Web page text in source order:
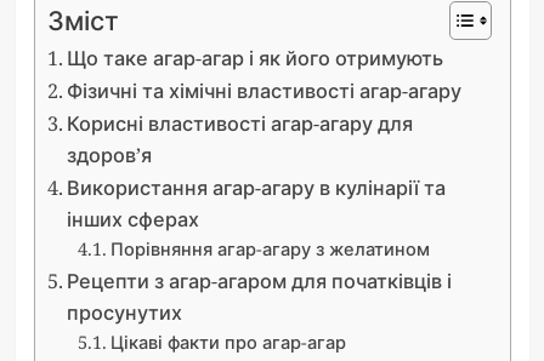
Зміст
Що таке агар-агар і як його отримують
Фізичні та хімічні властивості агар-агару
Корисні властивості агар-агару для
здоров’я
Використання агар-агару в кулінарії та
інших сферах
Порівняння агар-агару з желатином
Рецепти з агар-агаром для початківців і
просунутих
Цікаві факти про агар-агар